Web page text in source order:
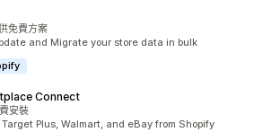
免費方案
and Migrate your store data in bulk
Connect
安裝
Plus, Walmart, and eBay from Shopify